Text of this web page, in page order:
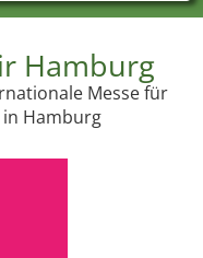
Hamburg
Messe für
Hamburg
Branchen